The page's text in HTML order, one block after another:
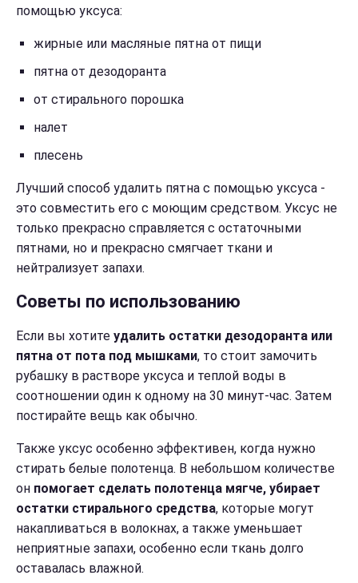
помощью уксуса:
жирные или масляные пятна от пищи
пятна от дезодоранта
от стирального порошка
налет
плесень
Лучший способ удалить пятна с помощью уксуса -
это совместить его с моющим средством. Уксус не
только прекрасно справляется с остаточными
пятнами, но и прекрасно смягчает ткани и
нейтрализует запахи.
Советы по использованию
Если вы хотите удалить остатки дезодоранта или
пятна от пота под мышками, то стоит замочить
рубашку в растворе уксуса и теплой воды в
соотношении один к одному на 30 минут-час. Затем
постирайте вещь как обычно.
Также уксус особенно эффективен, когда нужно
стирать белые полотенца. В небольшом количестве
он помогает сделать полотенца мягче, убирает
остатки стирального средства, которые могут
накапливаться в волокнах, а также уменьшает
неприятные запахи, особенно если ткань долго
оставалась влажной.